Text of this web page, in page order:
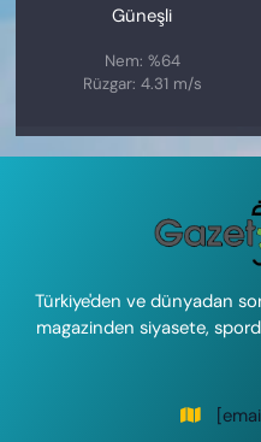
Güneşli
Nem: %64
Rüzgar: 4.31 m/s
Türkiye'den ve dünyadan
magazinden siyasete,